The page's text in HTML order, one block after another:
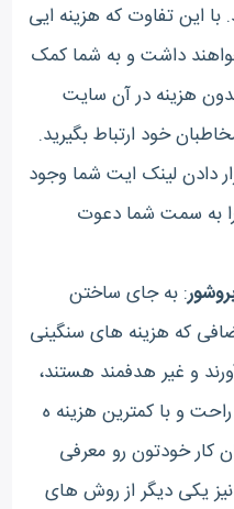
این تفاوت که هزینه ایی
داشت و به شما کمک
هزینه در آن سایت
خود ارتباط بگیرید.
دادن لینک ایت شما وجود
را به سمت شما دعوت
: به جای ساختن
که هزینه های سنگینی
و غیر هدفمند هستند،
و با کمترین هزینه ه
کار خودتون رو معرفی
یکی دیگر از روش های